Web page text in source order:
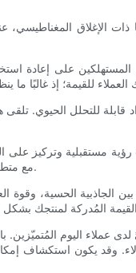
الإغلاق
على إعادة
للتحلل الحيوي. تلقى
مستقبلية وتركيز على
مع متطلبات السوق المتغيرة حيث ترتبط الاستدامة بالجودة المُدركة ارتباطًا وثيقًا.
الحسية، وقوة
عملاء اليوم
وقد يكون استكشاف